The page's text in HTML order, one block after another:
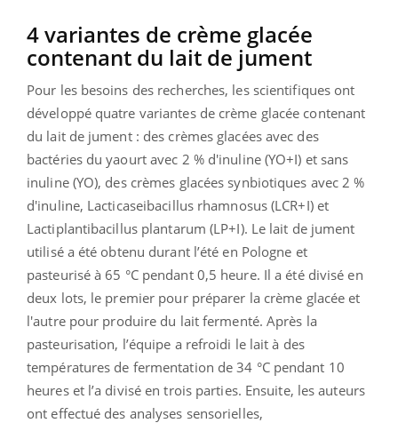
4 variantes de crème glacée
contenant du lait de jument
Pour les besoins des recherches, les scientifiques ont
développé quatre variantes de crème glacée contenant
du lait de jument : des crèmes glacées avec des
bactéries du yaourt avec 2 % d'inuline (YO+I) et sans
inuline (YO), des crèmes glacées synbiotiques avec 2 %
d'inuline, Lacticaseibacillus rhamnosus (LCR+I) et
Lactiplantibacillus plantarum (LP+I). Le lait de jument
utilisé a été obtenu durant l’été en Pologne et
pasteurisé à 65 °C pendant 0,5 heure. Il a été divisé en
deux lots, le premier pour préparer la crème glacée et
l'autre pour produire du lait fermenté. Après la
pasteurisation, l’équipe a refroidi le lait à des
températures de fermentation de 34 °C pendant 10
heures et l’a divisé en trois parties. Ensuite, les auteurs
ont effectué des analyses sensorielles,